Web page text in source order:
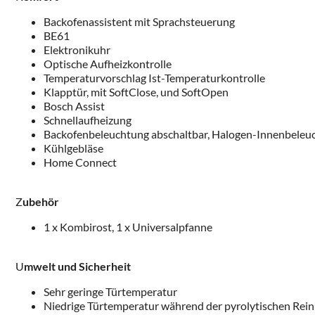
Backofenassistent mit Sprachsteuerung
BE61
Elektronikuhr
Optische Aufheizkontrolle
Temperaturvorschlag Ist-Temperaturkontrolle
Klapptür, mit SoftClose, und SoftOpen
Bosch Assist
Schnellaufheizung
Backofenbeleuchtung abschaltbar, Halogen-
Kühlgebläse
Home Connect
Zubehör
1 x Kombirost, 1 x Universalpfanne
Umwelt und Sicherheit
Sehr geringe Türtemperatur
Niedrige Türtemperatur während der pyrolytischen